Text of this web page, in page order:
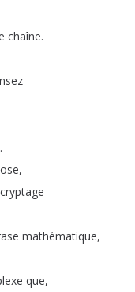
chaîne.
.
,
mathématique,
que,